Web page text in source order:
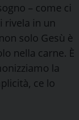
– come ci
rivela in un
solo Gesù è
nella carne. È
la
ce lo